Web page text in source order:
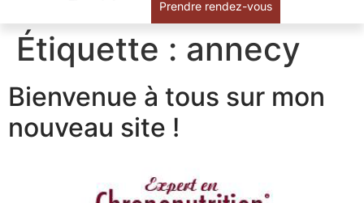
Prendre rendez-vous
Étiquette : annecy
Bienvenue à tous sur mon
nouveau site !